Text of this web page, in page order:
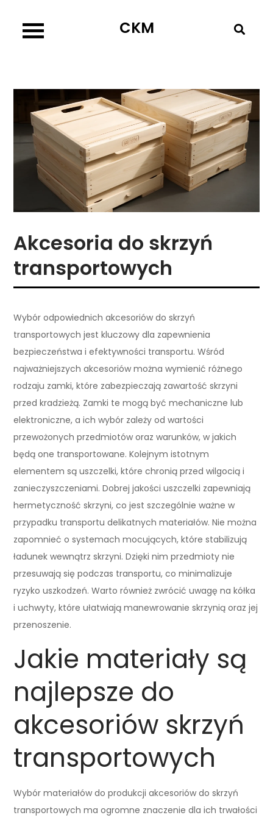
content
CKM
Akcesoria do skrzyń
transportowych
Wybór odpowiednich akcesoriów do skrzyń
transportowych jest kluczowy dla zapewnienia
bezpieczeństwa i efektywności transportu. Wśród
najważniejszych akcesoriów można wymienić różnego
rodzaju zamki, które zabezpieczają zawartość skrzyni
przed kradzieżą. Zamki te mogą być mechaniczne lub
elektroniczne, a ich wybór zależy od wartości
przewożonych przedmiotów oraz warunków, w jakich
będą one transportowane. Kolejnym istotnym
elementem są uszczelki, które chronią przed wilgocią i
zanieczyszczeniami. Dobrej jakości uszczelki zapewniają
hermetyczność skrzyni, co jest szczególnie ważne w
przypadku transportu delikatnych materiałów. Nie można
zapomnieć o systemach mocujących, które stabilizują
ładunek wewnątrz skrzyni. Dzięki nim przedmioty nie
przesuwają się podczas transportu, co minimalizuje
ryzyko uszkodzeń. Warto również zwrócić uwagę na kółka
i uchwyty, które ułatwiają manewrowanie skrzynią oraz jej
przenoszenie.
Jakie materiały są
najlepsze do
akcesoriów skrzyń
transportowych
Wybór materiałów do produkcji akcesoriów do skrzyń
transportowych ma ogromne znaczenie dla ich trwałości